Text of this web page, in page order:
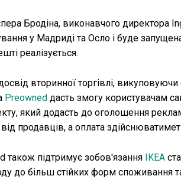
Бродіна, виконавчого директора
у Мадриді та Осло і буде
реалізується.
вторинної торгівлі,
Preowned дасть змогу користувачам
який додасть до оголошення
продавців, а оплата
також підтримує зобов'язання IKEA
до більш стійких форм споживання